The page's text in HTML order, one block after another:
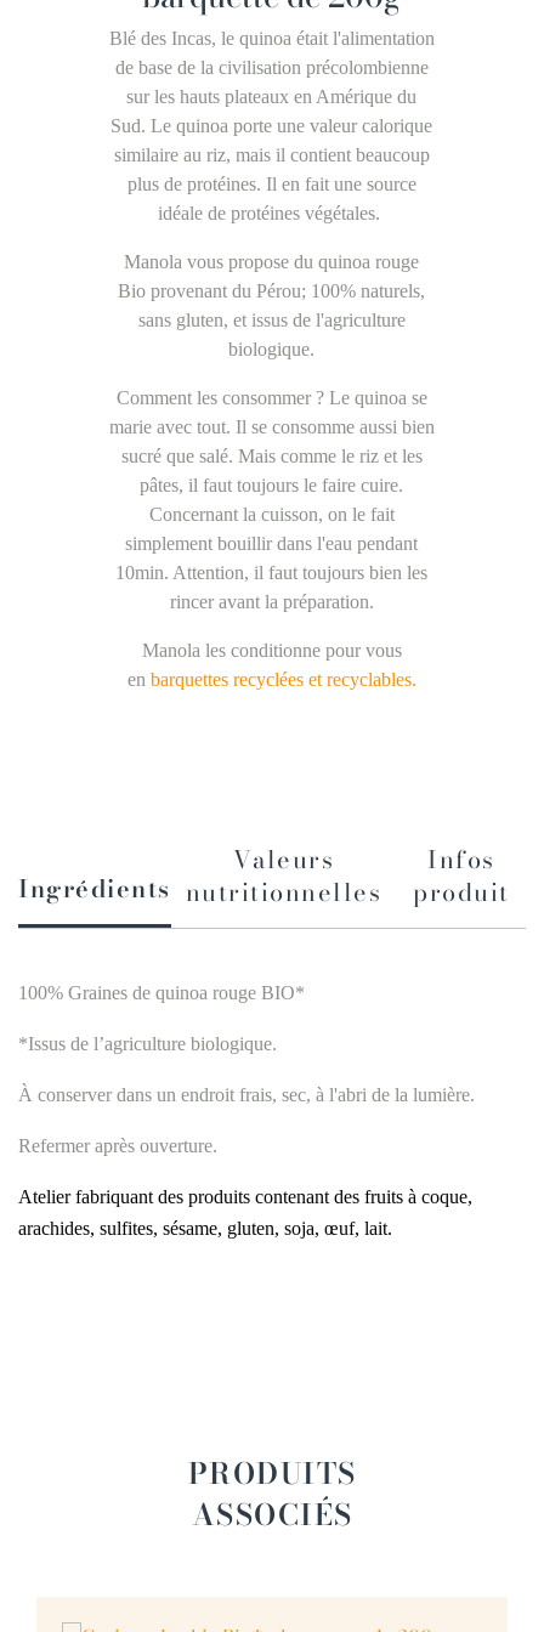
Blé des Incas, le quinoa était l'alimentation
de base de la civilisation précolombienne
sur les hauts plateaux en Amérique du
Sud. Le quinoa porte une valeur calorique
similaire au riz, mais il contient beaucoup
plus de protéines. Il en fait une source
idéale de protéines végétales.
Manola vous propose du quinoa rouge
Bio provenant du Pérou; 100% naturels,
sans gluten, et issus de l'agriculture
biologique.
Comment les consommer ? Le quinoa se
marie avec tout. Il se consomme aussi bien
sucré que salé. Mais comme le riz et les
pâtes, il faut toujours le faire cuire.
Concernant la cuisson, on le fait
simplement bouillir dans l'eau pendant
10min. Attention, il faut toujours bien les
rincer avant la préparation.
Manola les conditionne pour vous
en barquettes recyclées et recyclables.
Ingrédients
Valeurs
nutritionnelles
Infos
produit
100% Graines de quinoa rouge BIO*
*Issus de l’agriculture biologique.
À conserver dans un endroit frais, sec, à l'abri de la lumière.
Refermer après ouverture.
Atelier fabriquant des produits contenant des fruits à coque,
arachides, sulfites, sésame, gluten, soja, œuf, lait.
PRODUITS
ASSOCIÉS